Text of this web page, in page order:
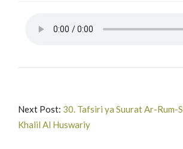
Next Post: 30. Tafsiri ya Suurat Ar-Rum-
Khalil Al Huswariy